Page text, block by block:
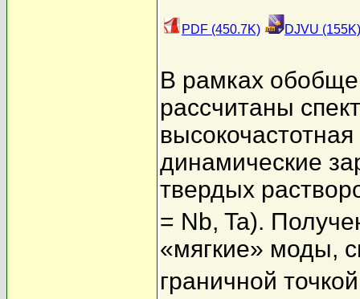
PDF (450.7K) DJVU (155K)
В рамках
рассчитаны
динамические
твердых
= Nb, Ta).
«мягкие» моды,
граничной